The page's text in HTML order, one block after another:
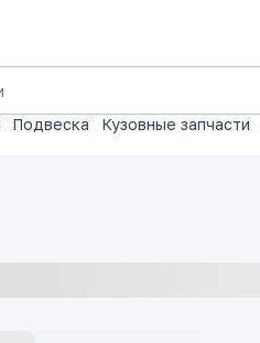
Подвеска Кузовные запчасти